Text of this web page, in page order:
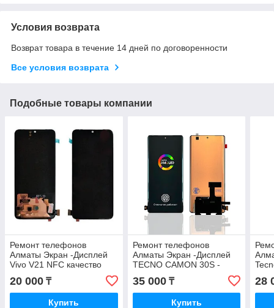
Условия возврата
Возврат товара в течение 14 дней по договоренности
Все условия возврата
Подобные товары компании
Ремонт телефонов
Алматы Экран -Дисплей
Vivo V21 NFC качество
20 000 ₸
Купить
Ремонт телефонов
Алматы Экран -Дисплей
TECNO CAMON 30S -
TECNO CAMON 30S Pro
AMOLED Оригинал с
Гарантией
35 000₸
Купить
28